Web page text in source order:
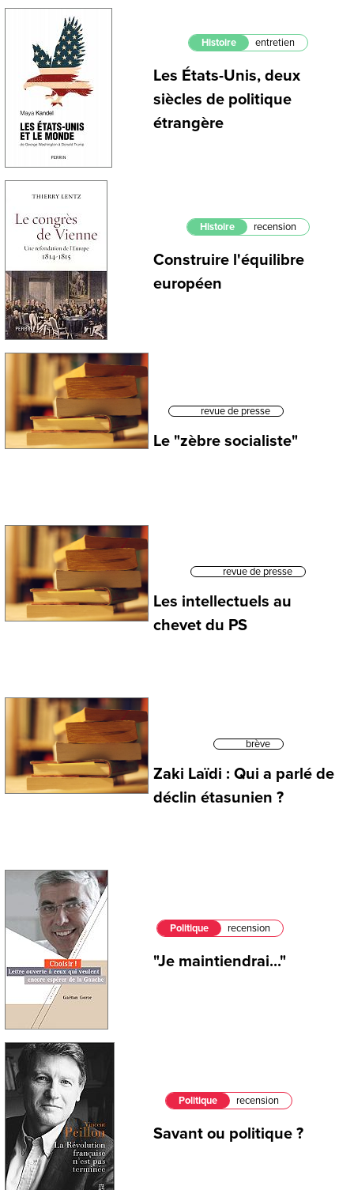
Histoire entretien
Les États-Unis, deux
siècles de politique
étrangère
Histoire recension
Construire l'équilibre
européen
revue de presse
Le "zèbre socialiste"
revue de presse
Les intellectuels au
chevet du PS
brève
Zaki Laïdi : Qui a parlé de
déclin étasunien ?
Politique recension
"Je maintiendrai..."
Politique recension
Savant ou politique ?